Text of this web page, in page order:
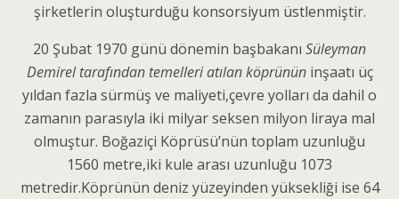
şirketlerin oluşturduğu konsorsiyum üstlenmiştir.
20 Şubat 1970 günü dönemin başbakanı Süleyman
Demirel tarafından temelleri atılan köprünün inşaatı üç
yıldan fazla sürmüş ve maliyeti,çevre yolları da dahil o
zamanın parasıyla iki milyar seksen milyon liraya mal
olmuştur. Boğaziçi Köprüsü’nün toplam uzunluğu
1560 metre,iki kule arası uzunluğu 1073
metredir.Köprünün deniz yüzeyinden yüksekliği ise 64